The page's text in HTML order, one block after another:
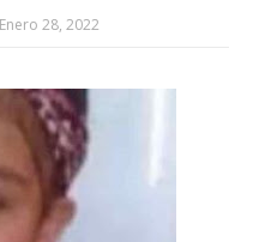
Enero 28, 2022